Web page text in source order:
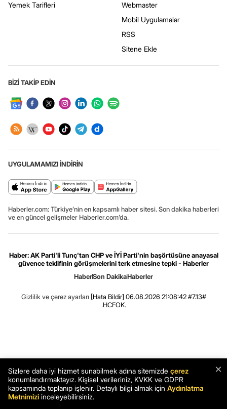
Yemek Tarifleri
Webmaster
Mobil Uygulamalar
RSS
Sitene Ekle
BİZİ TAKİP EDİN
UYGULAMAMIZI İNDİRİN
Haberler.com: Türkiye’nin en kapsamlı haber sitesi. Son dakika haberleri
ve en güncel gelişmeler Haberler.com’da.
Haber: AK Parti'li Tunç'tan CHP ve İYİ Parti'nin başörtüsüne anayasal
güvence teklifinin görüşmelerini terk etmesine tepki - Haberler
HaberSon DakikaHaberler
Gizlilik ve çerez ayarları [Hata Bildir] 06.08.2026 21:08:42 #7.13#
.HCFOK.
×
Sizlere daha iyi hizmet sunabilmek adına sitemizde çerez
konumlandırmaktayız. Kişisel verileriniz, KVKK ve GDPR
kapsamında toplanıp işlenir. Detaylı bilgi almak için Aydınlatma
Metnimizi inceleyebilirsiniz.